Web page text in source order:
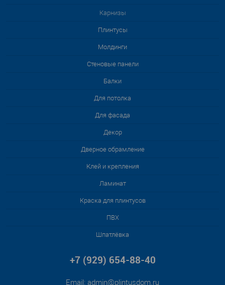
Карнизы
Плинтусы
Молдинги
Стеновые панели
Балки
Для потолка
Для фасада
Декор
Дверное обрамление
Клей и крепления
Ламинат
Краска для плинтусов
ПВХ
Шпатлёвка
+7 (929) 654-88-40
Email: admin@plintusdom.ru